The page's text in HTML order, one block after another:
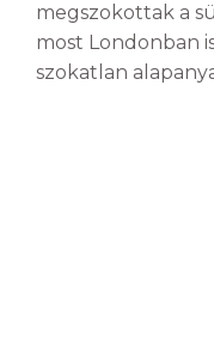
megszokottak a
most Londonban
szokatlan